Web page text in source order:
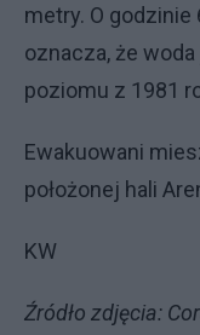
metry. O godzinie
oznacza, że
poziomu z 1981
Ewakuowani
położonej hali
KW
Źródło zdjęcia: